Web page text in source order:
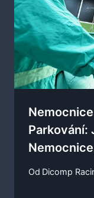
Parkování:
Nemocnice
Od Dicomp